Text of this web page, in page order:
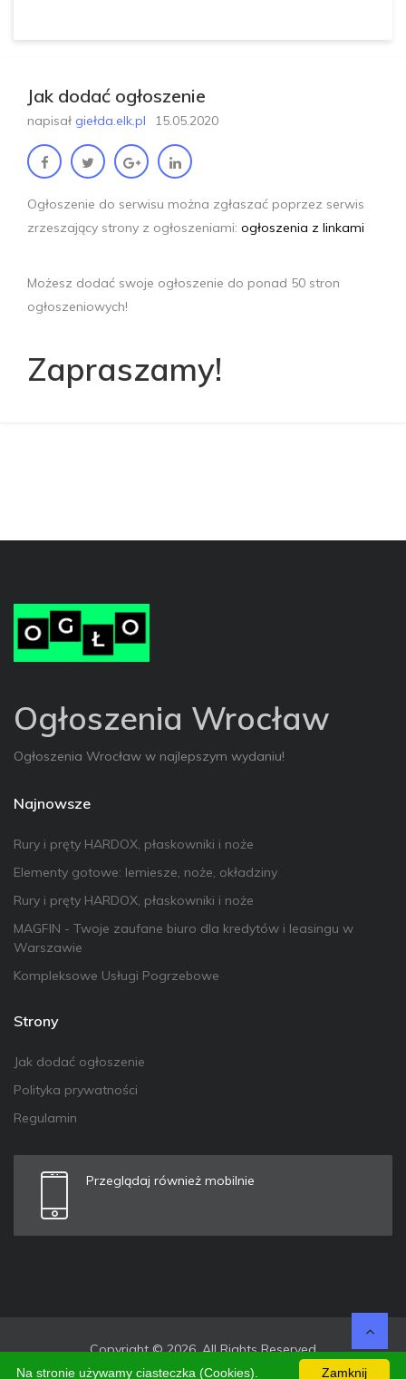
Jak dodać ogłoszenie
napisał giełda.elk.pl 15.05.2020
Ogłoszenie do serwisu można zgłaszać poprzez serwis
zrzeszający strony z ogłoszeniami: ogłoszenia z linkami
Możesz dodać swoje ogłoszenie do ponad 50 stron
ogłoszeniowych!
Zapraszamy!
Ogłoszenia Wrocław
Ogłoszenia Wrocław w najlepszym wydaniu!
Najnowsze
Rury i pręty HARDOX, płaskowniki i noże
Elementy gotowe: lemiesze, noże, okładziny
Rury i pręty HARDOX, płaskowniki i noże
MAGFIN - Twoje zaufane biuro dla kredytów i leasingu w
Warszawie
Kompleksowe Usługi Pogrzebowe
Strony
Jak dodać ogłoszenie
Polityka prywatności
Regulamin
Przeglądaj również mobilnie
Copyright © 2026. All Rights Reserved
Zamknij
Na stronie używamy ciasteczka (Cookies).